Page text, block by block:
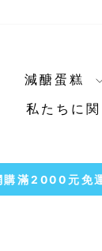
減醣蛋糕
私たちに
7-11 冷凍